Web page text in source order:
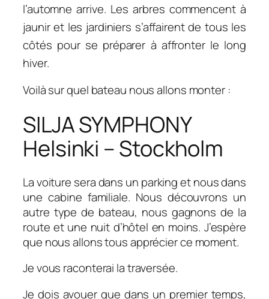
l’automne arrive. Les arbres commencent à
jaunir et les jardiniers s’affairent de tous les
côtés pour se préparer à affronter le long
hiver.
Voilà sur quel bateau nous allons monter :
SILJA SYMPHONY
Helsinki – Stockholm
La voiture sera dans un parking et nous dans
une cabine familiale. Nous découvrons un
autre type de bateau, nous gagnons de la
route et une nuit d’hôtel en moins. J’espère
que nous allons tous apprécier ce moment.
Je vous raconterai la traversée.
Je dois avouer que dans un premier temps,